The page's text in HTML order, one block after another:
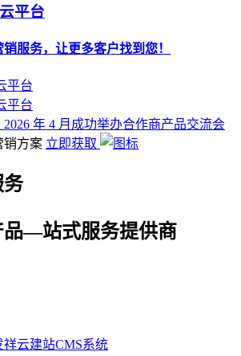
平台
服务，让更多客户找到您！
2026 年 4 月成功举办合作商产品交流会
销方案 立即获取
务
品—站式服务提供商
祥云建站CMS系统